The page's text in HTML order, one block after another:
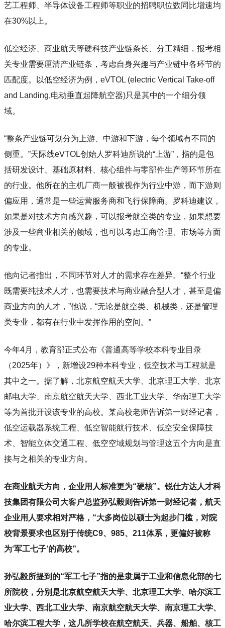
艺工程师、半导体设备工程师等职业的招聘职位数同比增速均
在30%以上。
低空经济、商业航天等硬科技产业链条长、分工精细，报考相
关专业需要厘清产业链条，考虑自身兴趣与产业链中各环节的
匹配度。以低空经济为例，eVTOL (electric Vertical Take-off
and Landing,电动垂直起降航空器)只是其中的一个细分领
域。
“整条产业链可划分为上游、中游和下游，每个领域有不同的
侧重。”天际线eVTOL创始人罗科迪所说的“上游”，指的是包
括研发设计、基础原材料、核心组件与零部件生产等环节所在
的行业。他所在的主机厂商一般被视作为行业中游，而下游则
偏应用，通常是一些运营服务商和飞行保障商。罗科迪建议，
如果是对技术方向感兴趣，可以报考航空类的专业，如果想要
涉及一些商业相关的领域，也可以考虑工商管理、市场等方面
的专业。
他向记者指出，不同环节对人才的需求存在差异。“整个行业
既需要纯技术人才，也需要技术与商业融合型人才，甚至是偏
商业方向的人才，”他说，“无论是航空类、机械类，还是管理
类专业，都有在行业中发挥作用的空间。”
今年4月，教育部正式公布《普通高等学校本科专业目录
（2025年）》，新增设29种本科专业，低空技术与工程就是
其中之一。据了解，北京航空航天大学、北京理工大学、北京
邮电大学、南京航空航天大学、西北工业大学、华南理工大学
等为首批开设该专业的高校。某高校老师告诉第一财经记者，
低空运载器系统工程、低空智能航行技术、低空安全保障技
术、智能立体交通工程、低空空域规划与管理这五个方向是直
接与之相关的专业方向。
在商业航天方向，企业用人标准更为“硬核”。锐仕方达人才科
技集团有限公司大客户总监孙弘毅则告诉第一财经记者，航天
企业用人要求相对严格，“大多岗位以硕士为起步门槛，对院
校背景要求也区别于传统C9、985、211体系，更偏好被称
为‘军工七子’的高校”。
孙弘毅所提到的“军工七子”指的是隶属于工业和信息化部的七
所院校，分别是北京航空航天大学、北京理工大学、哈尔滨工
业大学、西北工业大学、南京航空航天大学、南京理工大学、
哈尔滨工程大学，这几所学校在航空航天、兵器、船舶、核工